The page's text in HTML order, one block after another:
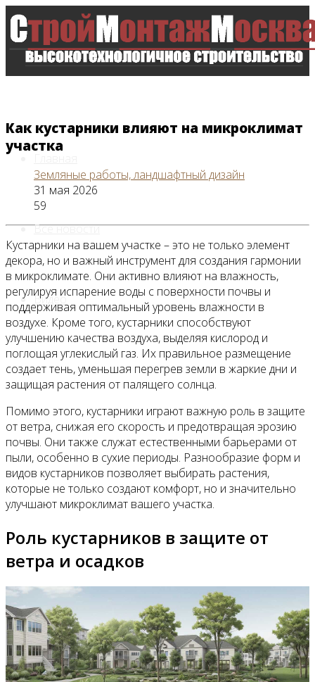
Все новости
Видео
Как кустарники влияют на микроклимат
участка
Земляные работы, ландшафтный дизайн
31 мая 2026
59
Кустарники на вашем участке – это не только элемент
декора, но и важный инструмент для создания гармонии
в микроклимате. Они активно влияют на влажность,
регулируя испарение воды с поверхности почвы и
поддерживая оптимальный уровень влажности в
воздухе. Кроме того, кустарники способствуют
улучшению качества воздуха, выделяя кислород и
поглощая углекислый газ. Их правильное размещение
создает тень, уменьшая перегрев земли в жаркие дни и
защищая растения от палящего солнца.
Помимо этого, кустарники играют важную роль в защите
от ветра, снижая его скорость и предотвращая эрозию
почвы. Они также служат естественными барьерами от
пыли, особенно в сухие периоды. Разнообразие форм и
видов кустарников позволяет выбирать растения,
которые не только создают комфорт, но и значительно
улучшают микроклимат вашего участка.
Роль кустарников в защите от
ветра и осадков